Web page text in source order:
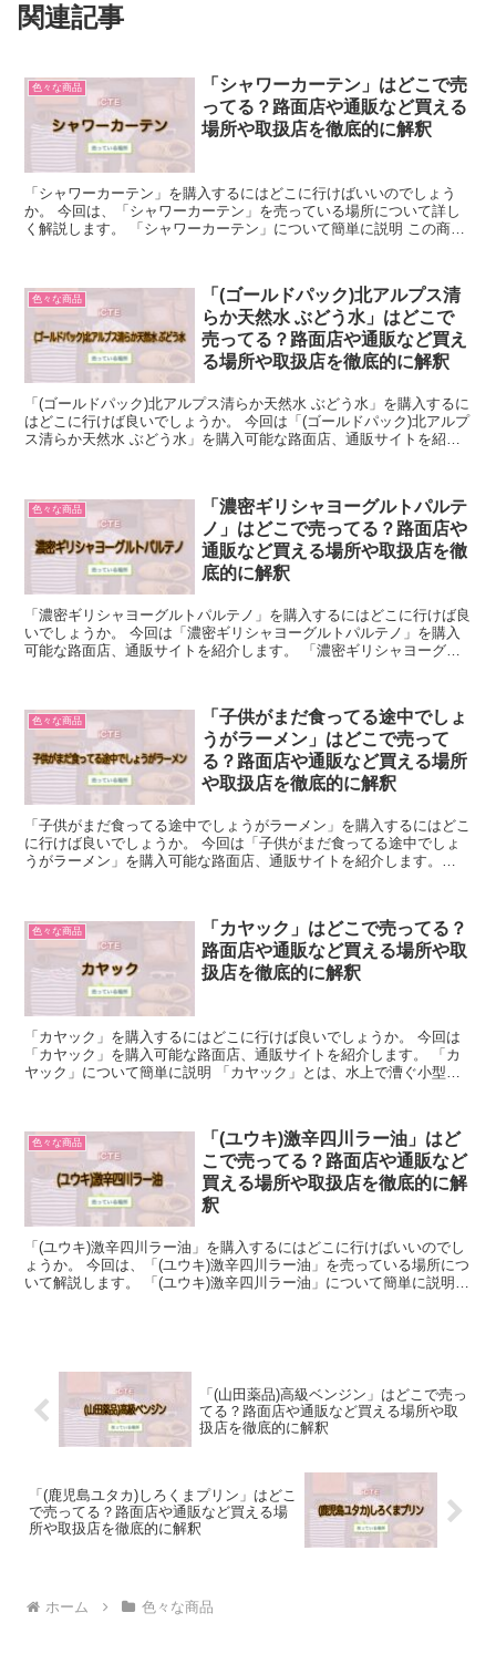
関連記事
色々な商品
「シャワーカーテン」はどこで売
ってる？路面店や通販など買える
場所や取扱店を徹底的に解釈
「シャワーカーテン」を購入するにはどこに行けばいいのでしょう
か。 今回は、「シャワーカーテン」を売っている場所について詳し
く解説します。 「シャワーカーテン」について簡単に説明 この商品
色々な商品
「(ゴールドパック)北アルプス清
らか天然水 ぶどう水」はどこで
売ってる？路面店や通販など買え
る場所や取扱店を徹底的に解釈
「(ゴールドパック)北アルプス清らか天然水 ぶどう水」を購入するに
はどこに行けば良いでしょうか。 今回は「(ゴールドパック)北アルプ
ス清らか天然水 ぶどう水」を購入可能な路面店、通販サイトを紹介
色々な商品
「濃密ギリシャヨーグルトパルテ
ノ」はどこで売ってる？路面店や
通販など買える場所や取扱店を徹
底的に解釈
「濃密ギリシャヨーグルトパルテノ」を購入するにはどこに行けば良
いでしょうか。 今回は「濃密ギリシャヨーグルトパルテノ」を購入
可能な路面店、通販サイトを紹介します。 「濃密ギリシャヨーグル
色々な商品
「子供がまだ食ってる途中でしょ
うがラーメン」はどこで売って
る？路面店や通販など買える場所
や取扱店を徹底的に解釈
「子供がまだ食ってる途中でしょうがラーメン」を購入するにはどこ
に行けば良いでしょうか。 今回は「子供がまだ食ってる途中でしょ
うがラーメン」を購入可能な路面店、通販サイトを紹介します。
色々な商品
「カヤック」はどこで売ってる？
路面店や通販など買える場所や取
扱店を徹底的に解釈
「カヤック」を購入するにはどこに行けば良いでしょうか。 今回は
「カヤック」を購入可能な路面店、通販サイトを紹介します。 「カ
ヤック」について簡単に説明 「カヤック」とは、水上で漕ぐ小型の
色々な商品
「(ユウキ)激辛四川ラー油」はど
こで売ってる？路面店や通販など
買える場所や取扱店を徹底的に解
釈
「(ユウキ)激辛四川ラー油」を購入するにはどこに行けばいいのでし
ょうか。 今回は、「(ユウキ)激辛四川ラー油」を売っている場所につ
いて解説します。 「(ユウキ)激辛四川ラー油」について簡単に説明
「(山田薬品)高級ベンジン」はどこで売っ
てる？路面店や通販など買える場所や取
扱店を徹底的に解釈
「(鹿児島ユタカ)しろくまプリン」はどこ
で売ってる？路面店や通販など買える場
所や取扱店を徹底的に解釈
ホーム 色々な商品